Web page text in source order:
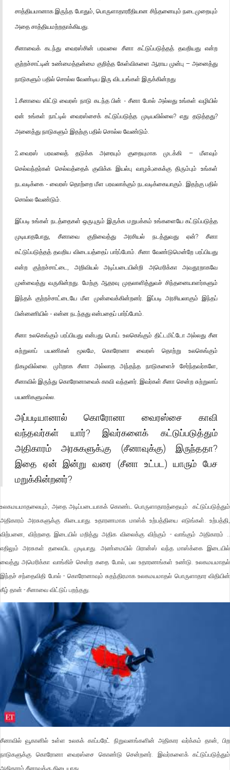
சாத்தியமானாக இருந்த போதும், பொருளாதாரரீதியான சிந்தனையும் நடைமுறையும்
அதை சாத்தியமற்றதாக்கியது.
சீனாவைக் கடந்து வைரஸ்சின் பரவலை சீனா கட்டுப்படுத்தத் தவறியது என்ற
குற்றச்சாட்டின் உண்மைத்தன்மை குறித்த கேள்விகளை ஆராய முன்பு – அனைத்து
நாடுகளும் பதில் சொல்ல வேண்டிய இரு விடயங்கள் இருக்கின்றது
1.சீனாவை விட்டு வைரஸ் நாடு கடந்த பின் - சீனா போல் அல்லது உங்கள் வழியில்
ஏன் உங்கள் நாட்டில் வைரஸ்சைக் கட்டுப்படுத்த முடியவில்லை? எது தடுத்தது?
அனைத்து நாடுகளும் இதற்கு பதில் சொல்ல வேண்டும்.
2.வைரஸ் பரவலைத் தடுக்க அரையும் குறையுமாக முடக்கி – மீளவும்
செல்வந்தர்கள் செல்வத்தைக் குவிக்க இயல்பு வாழக்;கைக்கு திரும்பும் உங்கள்
நடவடிக்கை - வைரஸ் தொற்றை மீள பரவலாக்கும் நடவடிக்கையாகும். இதற்கு பதில்
சொல்ல வேண்டும்.
இப்படி உங்கள் நடத்தைகள் ஒருபுரும் இருக்க மறுபக்கம் உங்களையே கட்டுப்படுத்த
முடியாதபோது, சீனாவை குறிவைத்து அரசியல் நடத்துவது ஏன்? சீனா
கட்டுப்படுத்தத் தவறிய விடையத்தைப் பார்ப்போம். சீனா வேண்டுமென்றே பரப்பியது
என்ற குற்றச்சாட்டை, அறிவியல் அடிப்படையின்றி அமெரிக்கா அவதூறாகவே
முன்வைத்து வருகின்றது. மேற்கு ஆதரவு முதலாளித்துவச் சிந்தனையாளர்களும்
இந்தக் குற்றச்சாட்டையே மீள முன்வைக்கின்றனர். இப்படி அரசியலாகும் இந்தப்
பின்னணியில் - என்ன நடந்தது என்பதைப் பார்ப்போம்.
சீனா உலகெங்கும் பரப்பியது என்பது பொய். உலகெங்கும் திட்டமிட்டோ அல்லது சீன
சுற்றுலாப் பயணிகள் மூலமே, கொரோனா வைரஸ் தொற்று உலகெங்கும்
நிகழவில்லை. முhறாக சீனா அல்லாத அந்தந்த நாடுகளைச் சேர்ந்தவர்களே,
சீனாவில் இருந்து கொரோனாவைக் காவி வந்தனர். இவர்கள் சீனா சென்ற சுற்றுலாப்
பயணிகளுமல்ல.
அப்படியானால் கொரோனா வைரஸ்சை காவி
வந்தவர்கள் யார்? இவர்களைக் கட்டுப்படுத்தும்
அதிகாரம் அரசுகளுக்;கு (சீனாவுக்கு) இருந்ததா?
இதை ஏன் இன்று வரை (சீனா உட்பட) யாரும் பேச
மறுக்கின்றனர்?
உலகமயமாதலையும், அதை அடிப்படையாகக் கொண்ட பொருளாதாரத்தையும் கட்டுப்படுத்தும்
அதிகாரம் அரசுகளுக்கு கிடையாது. உதாரணமாக மாஸ்க் உற்பத்தியை எடுங்கள். உற்பத்தி,
விற்பனை, விற்றதை இடையில் மறித்து அதிக விலைக்கு விற்கும் - வாங்கும் அதிகாரம் ..
எதிலும் அரசுகள் தலையிட முடியாது. அண்மையில் பிரான்ஸ் வந்த மாஸ்க்கை இடையில்
வைத்து அமெரிக்கா வாங்கிச் சென்ற கதை போல், பல உதாரணங்கள் உண்டு. உலகமயமாதல்
இந்தச் சந்தைவிதி போல் - கொரோனாவும் சுதந்திரமாக உலகமயமாதல் பொருளாதார விதியின்
கீழ் தான் - சீனாவை விட்டுப் பறந்தது.
சீனாவில் வூகானில் உள்ள உலகக் காப்பரேட் நிறுவனங்களின் அதிகார வர்க்கம் தான், பிற
நாடுகளுக்கு கொரோனா வைரஸ்சை கொண்டு சென்றனர். இவர்களைக் கட்டுப்படுத்தும்